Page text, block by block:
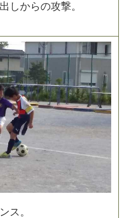
出 しからの攻撃。
ンス 。